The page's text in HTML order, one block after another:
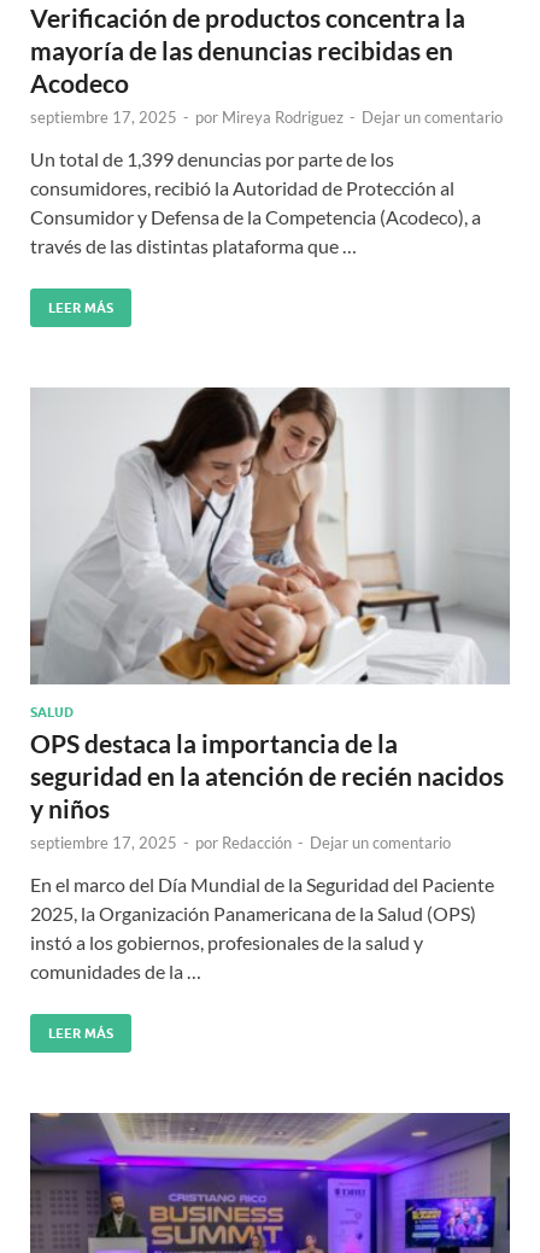
Verificación de productos concentra la
mayoría de las denuncias recibidas en
Acodeco
septiembre 17, 2025 - por Mireya Rodriguez - Dejar un comentario
Un total de 1,399 denuncias por parte de los
consumidores, recibió la Autoridad de Protección al
Consumidor y Defensa de la Competencia (Acodeco), a
través de las distintas plataforma que …
LEER MÁS
SALUD
OPS destaca la importancia de la
seguridad en la atención de recién nacidos
y niños
septiembre 17, 2025 - por Redacción - Dejar un comentario
En el marco del Día Mundial de la Seguridad del Paciente
2025, la Organización Panamericana de la Salud (OPS)
instó a los gobiernos, profesionales de la salud y
comunidades de la …
LEER MÁS